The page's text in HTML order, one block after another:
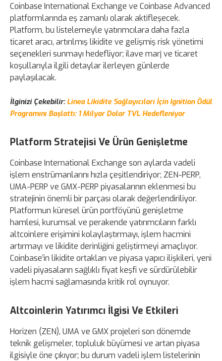
Coinbase International Exchange ve Coinbase Advanced
platformlarında eş zamanlı olarak aktifleşecek.
Platform, bu listelemeyle yatırımcılara daha fazla
ticaret aracı, artırılmış likidite ve gelişmiş risk yönetimi
seçenekleri sunmayı hedefliyor; ilave marj ve ticaret
koşullarıyla ilgili detaylar ilerleyen günlerde
paylaşılacak.
İlginizi Çekebilir:Linea Likidite Sağlayıcıları İçin Ignition Ödül
Programını Başlattı: 1 Milyar Dolar TVL Hedefleniyor
Platform Stratejisi Ve Ürün Genişletme
Coinbase International Exchange son aylarda vadeli
işlem enstrümanlarını hızla çeşitlendiriyor; ZEN-PERP,
UMA-PERP ve GMX-PERP piyasalarının eklenmesi bu
stratejinin önemli bir parçası olarak değerlendiriliyor.
Platformun küresel ürün portföyünü genişletme
hamlesi, kurumsal ve perakende yatırımcıların farklı
altcoinlere erişimini kolaylaştırmayı, işlem hacmini
artırmayı ve likidite derinliğini geliştirmeyi amaçlıyor.
Coinbase’in likidite ortakları ve piyasa yapıcı ilişkileri, yeni
vadeli piyasaların sağlıklı fiyat keşfi ve sürdürülebilir
işlem hacmi sağlamasında kritik rol oynuyor.
Altcoinlerin Yatırımcı İlgisi Ve Etkileri
Horizen (ZEN), UMA ve GMX projeleri son dönemde
teknik gelişmeler, topluluk büyümesi ve artan piyasa
ilgisiyle öne çıkıyor; bu durum vadeli işlem listelerinin